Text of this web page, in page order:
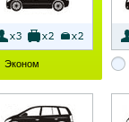
Эконом